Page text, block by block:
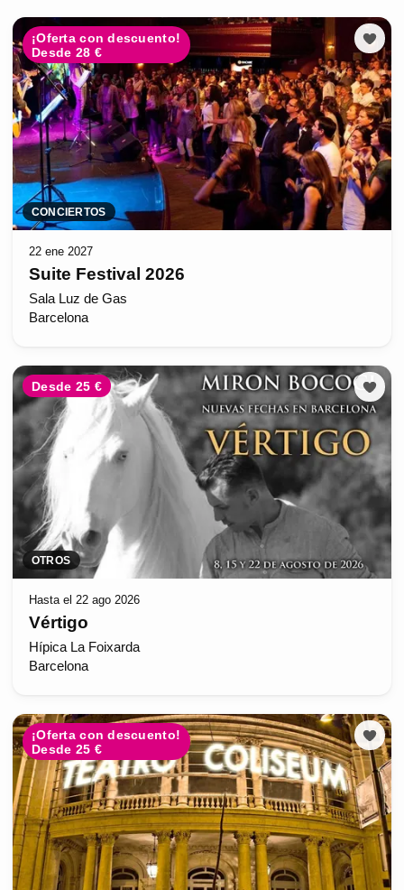
¡Oferta con descuento!
Desde 28 €
CONCIERTOS
22 ene 2027
Suite Festival 2026
Sala Luz de Gas
Barcelona
Desde 25 €
OTROS
Hasta el 22 ago 2026
Vértigo
Hípica La Foixarda
Barcelona
¡Oferta con descuento!
Desde 25 €